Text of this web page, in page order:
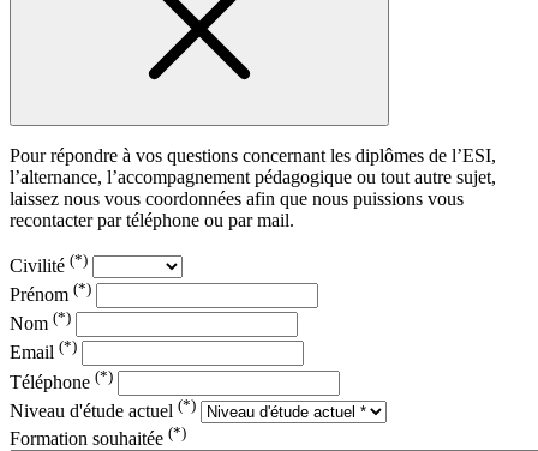
Pour répondre à vos questions concernant les diplômes de l’ESI,
l’alternance, l’accompagnement pédagogique ou tout autre sujet,
laissez nous vous coordonnées afin que nous puissions vous
recontacter par téléphone ou par mail.
Civilité (*)
Prénom (*)
Nom (*)
Email (*)
Téléphone (*)
Niveau d'étude actuel (*)
Formation souhaitée (*)